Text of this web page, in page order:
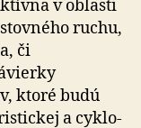
v oblasti
ruchu,
či
ktoré budú
a cyklo­